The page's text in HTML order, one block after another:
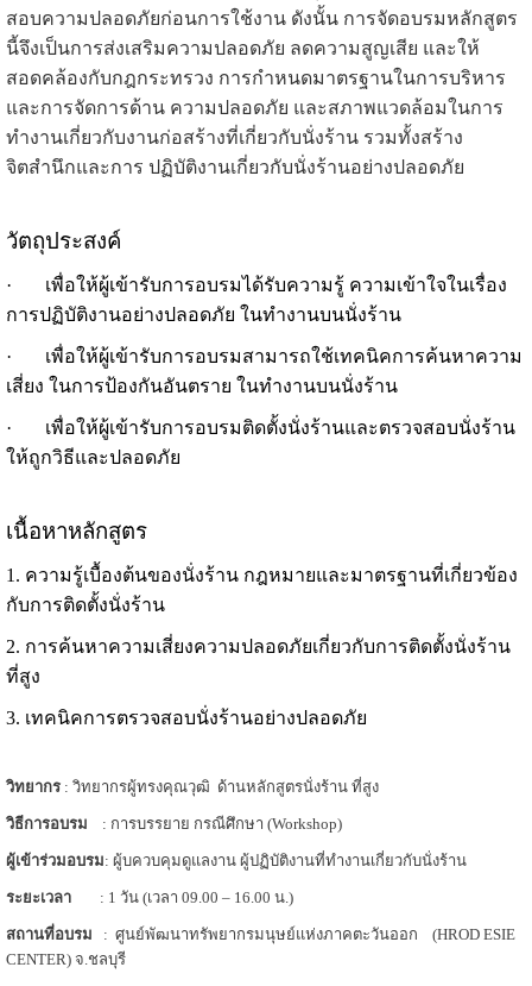
สอบความปลอดภัยก่อนการใช้งาน ดังนั้น การจัดอบรมหลักสูตร
นี้จึงเป็นการส่งเสริมความปลอดภัย ลดความสูญเสีย และให้
สอดคล้องกับกฎกระทรวง การกำหนดมาตรฐานในการบริหาร
และการจัดการด้าน ความปลอดภัย และสภาพแวดล้อมในการ
ทำงานเกี่ยวกับงานก่อสร้างที่เกี่ยวกับนั่งร้าน รวมทั้งสร้าง
จิตสำนึกและการ ปฏิบัติงานเกี่ยวกับนั่งร้านอย่างปลอดภัย
วัตถุประสงค์
· เพื่อให้ผู้เข้ารับการอบรมได้รับความรู้ ความเข้าใจในเรื่อง
การปฏิบัติงานอย่างปลอดภัย ในทำงานบนนั่งร้าน
· เพื่อให้ผู้เข้ารับการอบรมสามารถใช้เทคนิคการค้นหาความ
เสี่ยง ในการป้องกันอันตราย ในทำงานบนนั่งร้าน
· เพื่อให้ผู้เข้ารับการอบรมติดตั้งนั่งร้านและตรวจสอบนั่งร้าน
ให้ถูกวิธีและปลอดภัย
เนื้อหาหลักสูตร
1. ความรู้เบื้องต้นของนั่งร้าน กฎหมายและมาตรฐานที่เกี่ยวข้อง
กับการติดตั้งนั่งร้าน
2. การค้นหาความเสี่ยงความปลอดภัยเกี่ยวกับการติดตั้งนั่งร้าน
ที่สูง
3. เทคนิคการตรวจสอบนั่งร้านอย่างปลอดภัย
วิทยากร: วิทยากรผู้ทรงคุณวุฒิ ด้านหลักสูตรนั่งร้าน ที่สูง
วิธีการอบรม : การบรรยาย กรณีศึกษา (Workshop)
ผู้เข้าร่วมอบรม: ผู้บควบคุมดูแลงาน ผู้ปฏิบัติงานที่ทำงานเกี่ยวกับนั่งร้าน
ระยะเวลา : 1 วัน (เวลา 09.00 – 16.00 น.)
สถานที่อบรม : ศูนย์พัฒนาทรัพยากรมนุษย์แห่งภาคตะวันออก (HROD ESIE
CENTER) จ.ชลบุรี